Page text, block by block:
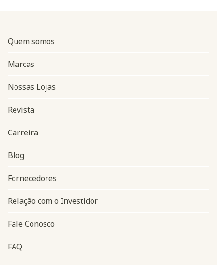
Navegação do rodapé
Quem somos
Marcas
Nossas Lojas
Revista
Carreira
Blog
Fornecedores
Relação com o Investidor
Fale Conosco
FAQ